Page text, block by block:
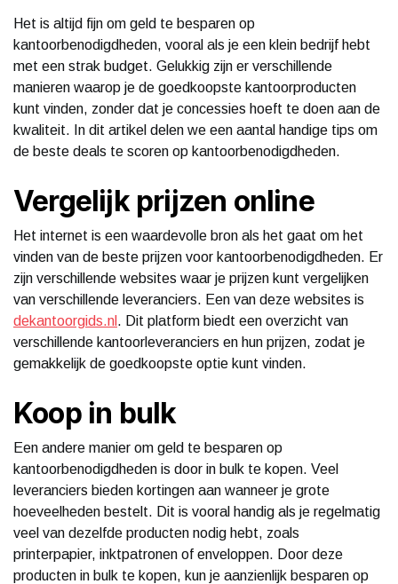
Het is altijd fijn om geld te besparen op
kantoorbenodigdheden, vooral als je een klein bedrijf hebt
met een strak budget. Gelukkig zijn er verschillende
manieren waarop je de goedkoopste kantoorproducten
kunt vinden, zonder dat je concessies hoeft te doen aan de
kwaliteit. In dit artikel delen we een aantal handige tips om
de beste deals te scoren op kantoorbenodigdheden.
Vergelijk prijzen online
Het internet is een waardevolle bron als het gaat om het
vinden van de beste prijzen voor kantoorbenodigdheden. Er
zijn verschillende websites waar je prijzen kunt vergelijken
van verschillende leveranciers. Een van deze websites is
dekantoorgids.nl . Dit platform biedt een overzicht van
verschillende kantoorleveranciers en hun prijzen, zodat je
gemakkelijk de goedkoopste optie kunt vinden.
Koop in bulk
Een andere manier om geld te besparen op
kantoorbenodigdheden is door in bulk te kopen. Veel
leveranciers bieden kortingen aan wanneer je grote
hoeveelheden bestelt. Dit is vooral handig als je regelmatig
veel van dezelfde producten nodig hebt, zoals
printerpapier, inktpatronen of enveloppen. Door deze
producten in bulk te kopen, kun je aanzienlijk besparen op